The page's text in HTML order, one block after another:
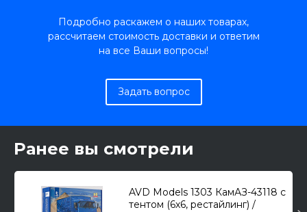
Подробно раскажем о наших товарах,
рассчитаем стоимость доставки и ответим
на все Ваши вопросы!
Задать вопрос
Ранее вы смотрели
AVD Models 1303 КамАЗ-43118 с
тентом (6х6, рестайлинг) /